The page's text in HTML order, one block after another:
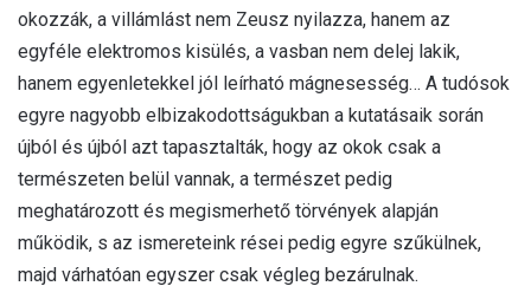
okozzák, a villámlást nem Zeusz nyilazza, hanem az
egyféle elektromos kisülés, a vasban nem delej lakik,
hanem egyenletekkel jól leírható mágnesesség… A tudósok
egyre nagyobb elbizakodottságukban a kutatásaik során
újból és újból azt tapasztalták, hogy az okok csak a
természeten belül vannak, a természet pedig
meghatározott és megismerhető törvények alapján
működik, s az ismereteink rései pedig egyre szűkülnek,
majd várhatóan egyszer csak végleg bezárulnak.